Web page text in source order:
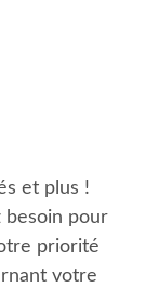
et plus !
besoin pour
priorité
votre